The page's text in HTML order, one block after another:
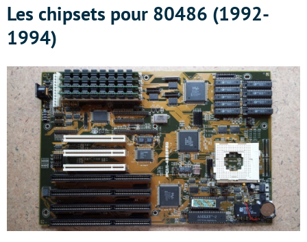
Les chipsets pour 80486 (1992-
1994)